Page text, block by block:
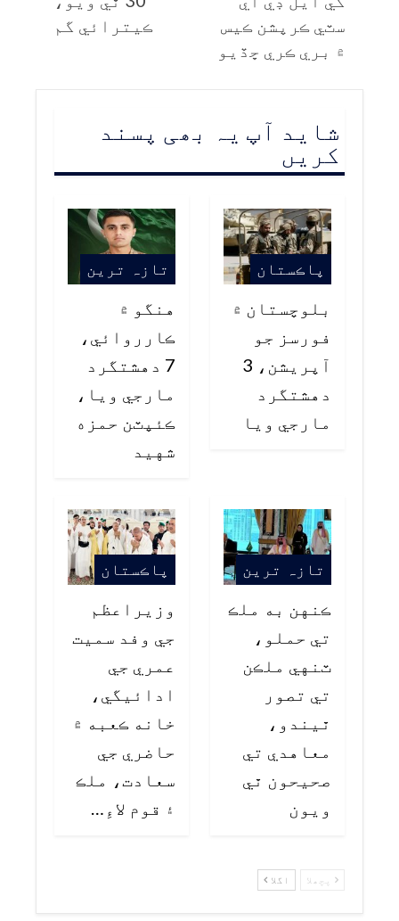
سٽي ڪرپشن ڪيس
۾ بري ڪري ڇڏيو
ڪيترائي گم
شاید آپ یہ بھی پسند
کریں
پاڪستان
بلوچستان ۾
فورسز جو
آپريشن، 3
دهشتگرد
مارجي ويا
تازہ ترین
هنگو ۾
ڪارروائي،
7 دهشتگرد
مارجي ويا،
ڪئپٽن حمزه
شهيد
تازہ ترین
ڪنهن به ملڪ
تي حملو،
ٽنهي ملڪن
تي تصور
ٿيندو،
معاهدي تي
صحيحون ٿي
ويون
پاڪستان
وزيراعظم
جي وفد سميت
عمري جي
ادائيگي،
خانه ڪعبه ۾
حاضري جي
سعادت، ملڪ
۽ قوم لاءِ…
پچھلا اگلا